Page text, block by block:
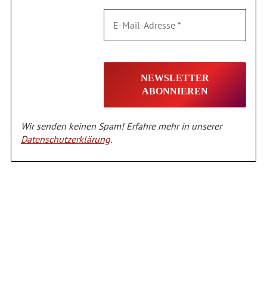
Wir senden keinen Spam! Erfahre mehr in unserer
Datenschutzerklärung.
Alternative: